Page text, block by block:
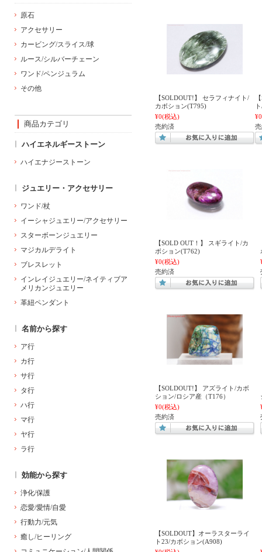
【SOLDOUT!】 セラフィナイト/
カボション(T795)
¥0(税込)
売約済
¥0
【SOLD OUT！】 スギライト/カ
ボション(T762)
¥0(税込)
売約済
【SOLDOUT!】 アズライト/カボ
ション/ロシア産（T176）
¥0(税込)
売約済
【SOLDOUT】オーラスターライ
ト23/カボション(A908)
原石
アクセサリー
カービング/スライス/球
ルース/シルバーチェーン
ワンド/ペンジュラム
その他
商品カテゴリ
ハイエネルギーストーン
ハイエナジーストーン
ジュエリー・アクセサリー
ワンド/杖
イーシャジュエリー/アクセサリー
スターボーンジュエリー
マジカルデライト
ブレスレット
インレイジュエリー/ネイティブア
メリカンジュエリー
革紐ペンダント
名前から探す
ア行
カ行
サ行
タ行
ハ行
マ行
ヤ行
ラ行
効能から探す
浄化/保護
恋愛/愛情/自愛
行動力/元気
癒し/ヒーリング